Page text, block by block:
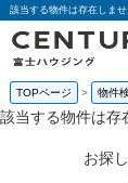
該当する物件は存在しま
TOPページ 物件
該当する物件は存
お探